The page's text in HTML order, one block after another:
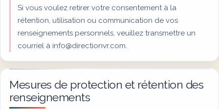
Si vous voulez retirer votre consentement à la
rétention, utilisation ou communication de vos
renseignements personnels, veuillez transmettre un
courriel à info@directionvr.com.
Mesures de protection et rétention des
renseignements